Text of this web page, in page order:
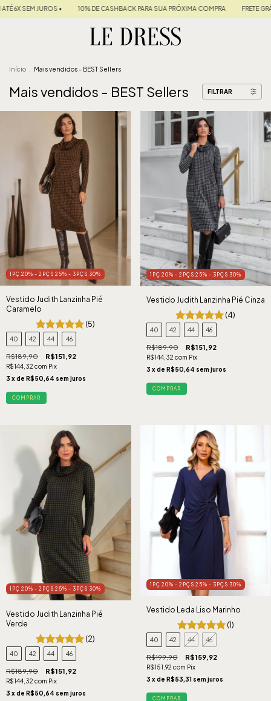
PARA SUA PRÓXIMA COMPRA FRETE GRÁTIS NAS COMPRAS ACIMA DE R$
Início Mais vendidos - BEST Sellers
Mais vendidos - BEST Sellers FILTRAR
1PÇ 20% - 2PÇS 25% - 3PÇS 30%
Vestido Judith Lanzinha Pié
Caramelo
(5)
40 42 44 46
R$189,90 R$151,92
R$144,32 com Pix
3 x de R$50,64 sem juros
COMPRAR
1PÇ 20% - 2PÇS 25% - 3PÇS 30%
Vestido Judith Lanzinha Pié Cinza
(4)
40 42 44 46
R$189,90 R$151,92
R$144,32 com Pix
3 x de R$50,64 sem juros
COMPRAR
1PÇ 20% - 2PÇS 25% - 3PÇS 30%
Vestido Judith Lanzinha Pié
Verde
(2)
40 42 44 46
R$189,90 R$151,92
R$144,32 com Pix
3 x de R$50,64 sem juros
1PÇ 20% - 2PÇS 25% - 3PÇS 30%
Vestido Leda Liso Marinho
(1)
40 42 44 46
R$199,90 R$159,92
R$151,92 com Pix
3 x de R$53,31 sem juros
COMPRAR